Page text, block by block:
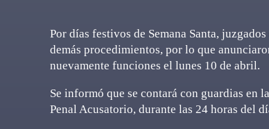
Por días festivos de Semana Santa,
demás procedimientos, por lo que
nuevamente funciones el lunes 10 de abril.
Se informó que se contará con guardias
Penal Acusatorio, durante las 24 horas del